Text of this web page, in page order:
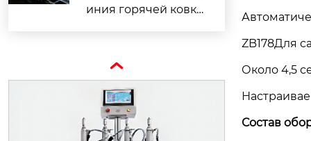
омышленности
иния горячей ковк
ие для модернизац
ии производства

ZB178Для
Около 4,5
Состав